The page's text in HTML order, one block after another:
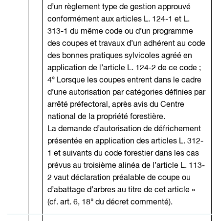
d’un règlement type de gestion approuvé
conformément aux articles L. 124-1 et L.
313-1 du même code ou d’un programme
des coupes et travaux d’un adhérent au code
des bonnes pratiques sylvicoles agréé en
application de l’article L. 124-2 de ce code ;
4° Lorsque les coupes entrent dans le cadre
d’une autorisation par catégories définies par
arrêté préfectoral, après avis du Centre
national de la propriété forestière.
La demande d’autorisation de défrichement
présentée en application des articles L. 312-
1 et suivants du code forestier dans les cas
prévus au troisième alinéa de l’article L. 113-
2 vaut déclaration préalable de coupe ou
d’abattage d’arbres au titre de cet article »
(cf. art. 6, 18° du décret commenté).